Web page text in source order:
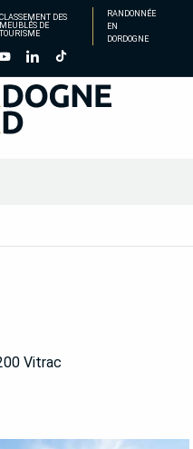
CLASSEMENT DES
MEUBLÉS DE
TOURISME
RANDONNÉE
EN
DORDOGNE
Vitrac